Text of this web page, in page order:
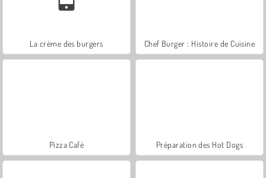
La crème des burgers Chef Burger : Histoire de Cuisine
Pizza Café Préparation des Hot Dogs